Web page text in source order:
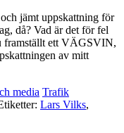
jämt uppskattning för
då? Vad är det för fel
framställt ett VÄGSVIN,
av mitt
media Trafik
Lars Vilks,